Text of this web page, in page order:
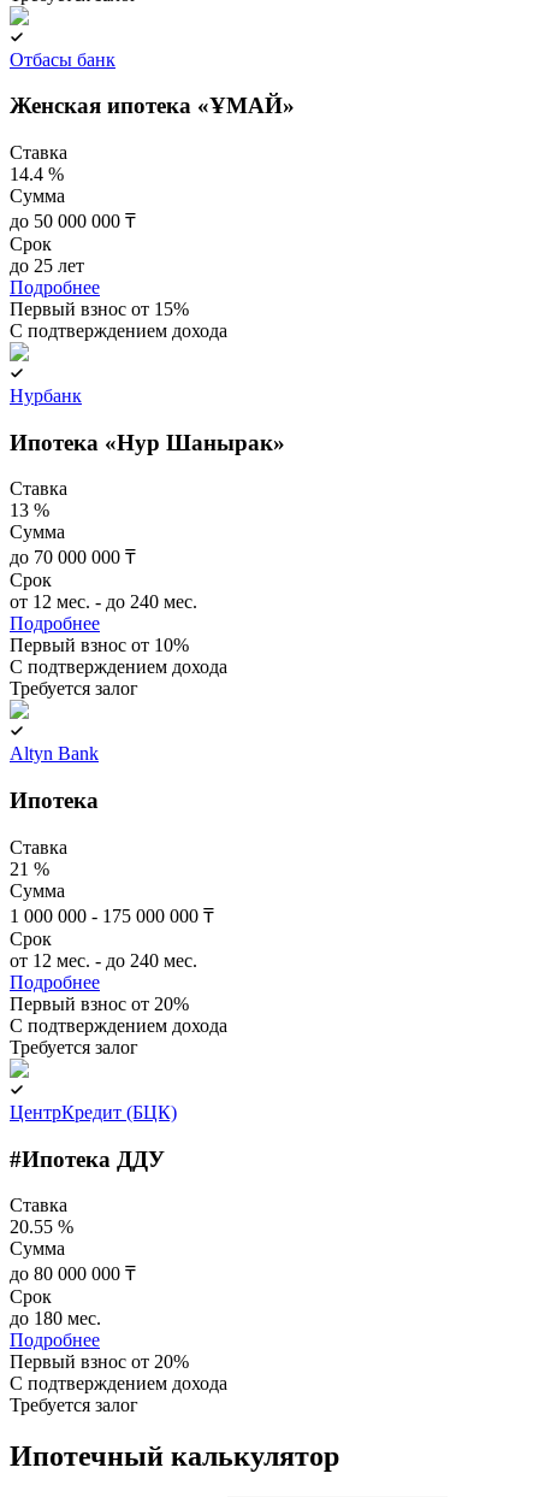
Отбасы банк
Женская ипотека «ҰМАЙ»
Ставка
14.4 %
Сумма
до 50 000 000 ₸
Срок
до 25 лет
Подробнее
Первый взнос от 15%
C подтверждением дохода
Нурбанк
Ипотека «Нур Шанырак»
Ставка
13 %
Сумма
до 70 000 000 ₸
Срок
от 12 мес. - до 240 мес.
Подробнее
Первый взнос от 10%
C подтверждением дохода
Требуется залог
Altyn Bank
Ипотека
Ставка
21 %
Сумма
1 000 000 - 175 000 000 ₸
Срок
от 12 мес. - до 240 мес.
Подробнее
Первый взнос от 20%
C подтверждением дохода
Требуется залог
ЦентрКредит (БЦК)
#Ипотека ДДУ
Ставка
20.55 %
Сумма
до 80 000 000 ₸
Срок
до 180 мес.
Подробнее
Первый взнос от 20%
C подтверждением дохода
Требуется залог
Ипотечный калькулятор